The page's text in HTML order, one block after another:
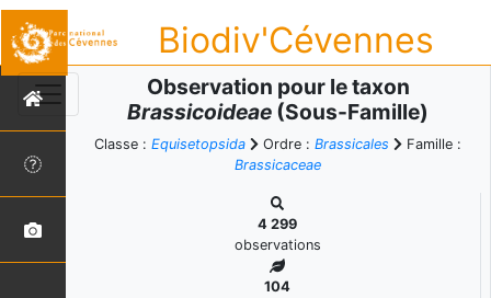
Biodiv'Cévennes
Observation pour le taxon
Brassicoideae (Sous-Famille)
Classe : Equisetopsida Ordre : Brassicales
Famille :
Brassicaceae
4 299
observations
104